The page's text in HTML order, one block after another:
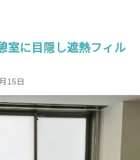
室に目隠し遮熱フィル
15日